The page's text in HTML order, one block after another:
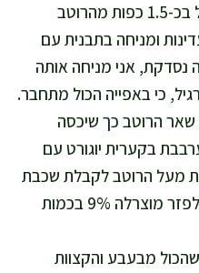
אני ממלאת כל פרוסת חציל בכ-1.5 כפות מהרוטב
ומניחה בתבנית עם
אני מניחה אותה
כי באפייה הכול מתחבר.
שאר הרוטב כך שיכסה
בקערית יוגורט עם
מעל הרוטב לקבלת שכבת
קרם קלילה. מי שרוצה יכול לפזר מוצרלה 9% בכמות
דקות עד שהכול מבעבע והקצוות